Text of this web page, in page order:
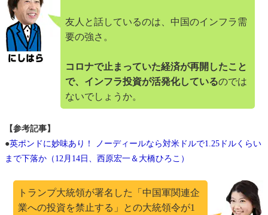
友人と話しているのは、中国のインフラ需
要の強さ。
コロナで止まっていた経済が再開したこと
で、インフラ投資が活発化しているのでは
ないでしょうか。
【参考記事】
●英ポンドに妙味あり！ ノーディールなら対米ドルで1.25ドルくらい
まで下落か（12月14日、西原宏一＆大橋ひろこ）
トランプ大統領が署名した「中国軍関連企
業への投資を禁止する」との大統領令が1